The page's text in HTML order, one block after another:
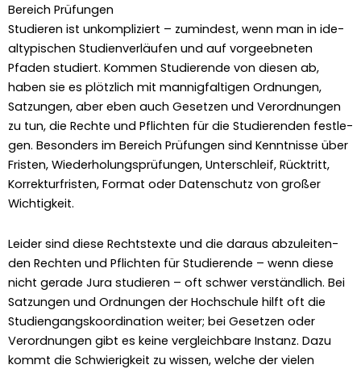
Bereich Prüfungen
Studieren ist unkom­pliziert – zumin­d­est, wenn man in ide­
al­typ­is­chen Stu­di­en­ver­läufen und auf vorgeeb­neten
Pfaden studiert. Kom­men Studierende von diesen ab,
haben sie es plöt­zlich mit man­nig­falti­gen Ord­nun­gen,
Satzun­gen, aber eben auch Geset­zen und Verord­nun­gen
zu tun, die Rechte und Pflicht­en für die Studieren­den fes­tle­
gen. Beson­ders im Bere­ich Prü­fun­gen sind Ken­nt­nisse über
Fris­ten, Wieder­hol­ung­sprü­fun­gen, Unter­schleif, Rück­tritt,
Kor­rek­turfris­ten, For­mat oder Daten­schutz von großer
Wichtigkeit.
Lei­der sind diese Recht­s­texte und die daraus abzulei­t­en­
den Recht­en und Pflicht­en für Studierende – wenn diese
nicht ger­ade Jura studieren – oft schw­er ver­ständlich. Bei
Satzun­gen und Ord­nun­gen der Hochschule hil­ft oft die
Stu­di­en­gangsko­or­di­na­tion weit­er; bei Geset­zen oder
Verord­nun­gen gibt es keine ver­gle­ich­bare Instanz. Dazu
kommt die Schwierigkeit zu wis­sen, welche der vie­len